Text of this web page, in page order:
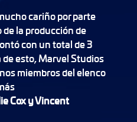
cariño por parte
la producción de
con un total de 3
esto, Marvel Studios
miembros del elenco
Cox y Vincent